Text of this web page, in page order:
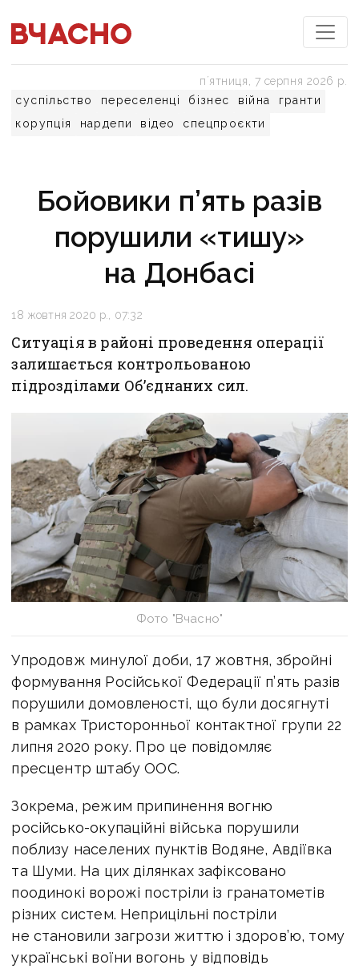
суспільство переселенці бізнес війна
гранти
корупція
нардепи відео спецпроєкти
пʼятниця, 7 серпня 2026 р.
Бойовики п’ять разів
порушили «тишу»
на Донбасі
18 жовтня 2020 р., 07:32
Ситуація в районі проведення операції
залишається контрольованою
підрозділами Об’єднаних сил.
Фото "Вчасно"
Упродовж минулої доби, 17 жовтня, збройні
формування Російської Федерації п’ять разів
порушили домовленості, що були досягнуті
в рамках Тристоронньої контактної групи 22
липня 2020 року. Про це повідомляє
пресцентр штабу ООС.
Зокрема, режим припинення вогню
російсько-окупаційні війська порушили
поблизу населених пунктів Водяне, Авдіївка
та Шуми. На цих ділянках зафіксовано
поодинокі ворожі постріли із гранатометів
різних систем. Неприцільні постріли
не становили загрози життю і здоров’ю, тому
українські воїни вогонь у відповідь